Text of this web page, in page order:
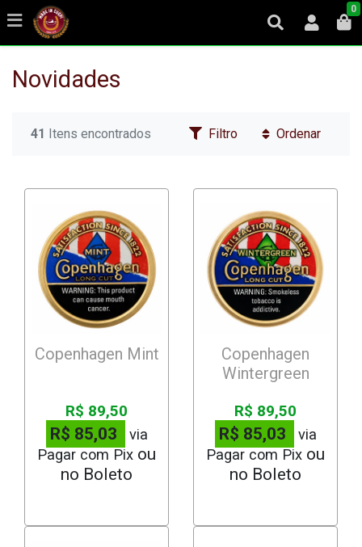
0
Novidades
41 Itens encontrados Filtro Ordenar
Copenhagen Mint
R$ 89,50
R$ 85,03
via
Pagar com Pix
Copenhagen
Wintergreen
R$ 89,50
R$ 85,03
via
Pagar com Pix